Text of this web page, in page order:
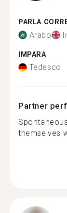
PARLA
Arabo
IMPARA
Tedesco
Partner
themselves